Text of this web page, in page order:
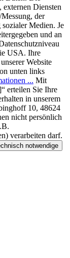
Diensten
der
Medien. Je
und an
USA. Ihre
Website
unten links
... Mit
erteilen Sie Ihre
in unserem
10, 48624
nicht persönlich
verarbeiten darf.
notwendige